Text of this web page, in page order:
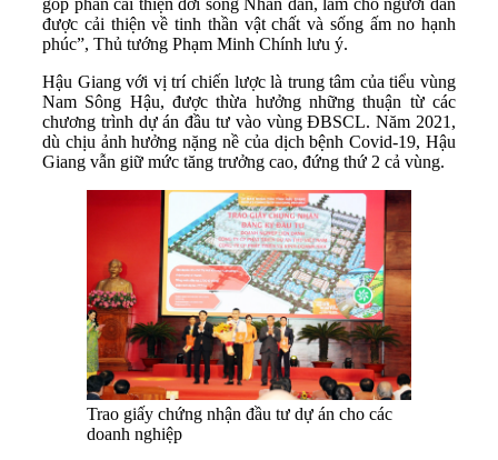
góp phần cải thiện đời sống Nhân dân, làm cho người dân
được cải thiện về tinh thần vật chất và sống ấm no hạnh
phúc”, Thủ tướng Phạm Minh Chính lưu ý.
Hậu Giang với vị trí chiến lược là trung tâm của tiểu vùng
Nam Sông Hậu, được thừa hưởng những thuận từ các
chương trình dự án đầu tư vào vùng ĐBSCL. Năm 2021,
dù chịu ảnh hưởng nặng nề của dịch bệnh Covid-19, Hậu
Giang vẫn giữ mức tăng trưởng cao, đứng thứ 2 cả vùng.
Trao giấy chứng nhận đầu tư dự án cho các
doanh nghiệp